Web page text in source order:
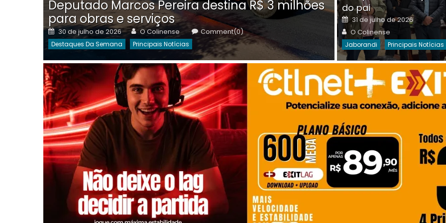
Deputado Marcos Pereira destina R$ 3 milhões
para obras e serviços
Posted
on
30 de julho de 2026 Author
O Colinense Comment(0)
Destaques Da Semana Principais Notícias
on
Destaques Da Semana
do pai
Posted
on
31 de julho de 2026
Author
O Colinense
Jaborandi Principais Notícias